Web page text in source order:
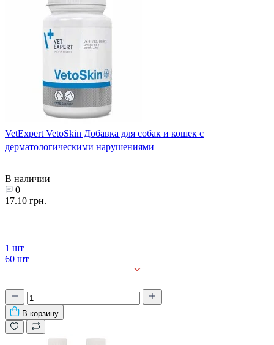
VetExpert VetoSkin Добавка для собак и кошек с
дерматологическими нарушениями
В наличии
0
17.10 грн.
1 шт
60 шт
В корзину